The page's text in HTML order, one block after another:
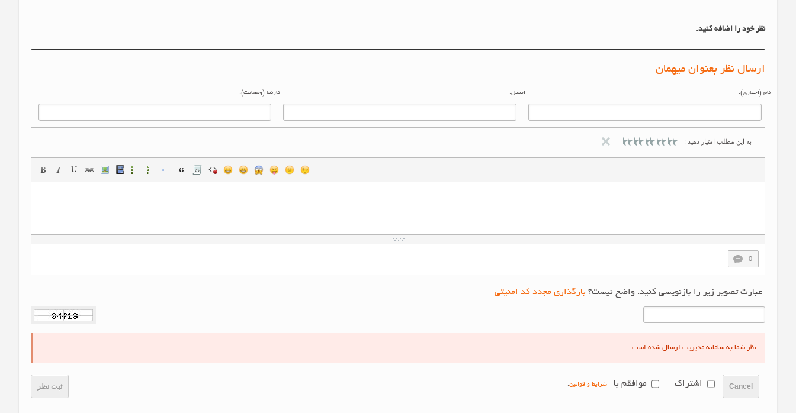
نظر خود را اضافه کنید.
ارسال نظر بعنوان میهمان
نام (اجباری): ایمیل: تارنما (وبسایت):
به این مطلب امتیاز دهید :
0
عبارت تصویر زیر را بازنویسی کنید. واضح نیست؟ بارگذاری مجدد کد امنیتی
نظر شما به سامانه مدیریت ارسال شده است.
ثبت نظر Cancel اشتراک موافقم با شرایط و قوانین.